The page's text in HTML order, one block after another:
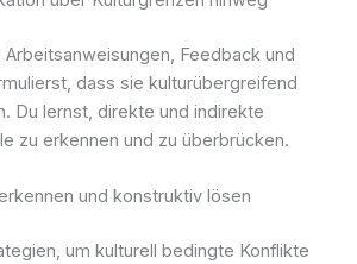
Feedback und
dass sie kulturübergreifend
Du lernst, direkte und indirekte
zu erkennen und zu überbrücken.
und konstruktiv lösen
um kulturell bedingte Konflikte